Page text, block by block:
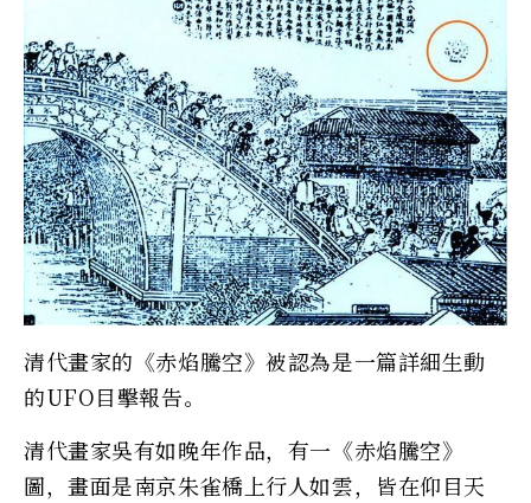
清代畫家的《赤焰騰空》被認為是一篇詳細生動
的UFO目擊報告。
清代畫家吳有如晚年作品，有一《赤焰騰空》
圖，畫面是南京朱雀橋上行人如雲，皆在仰目天